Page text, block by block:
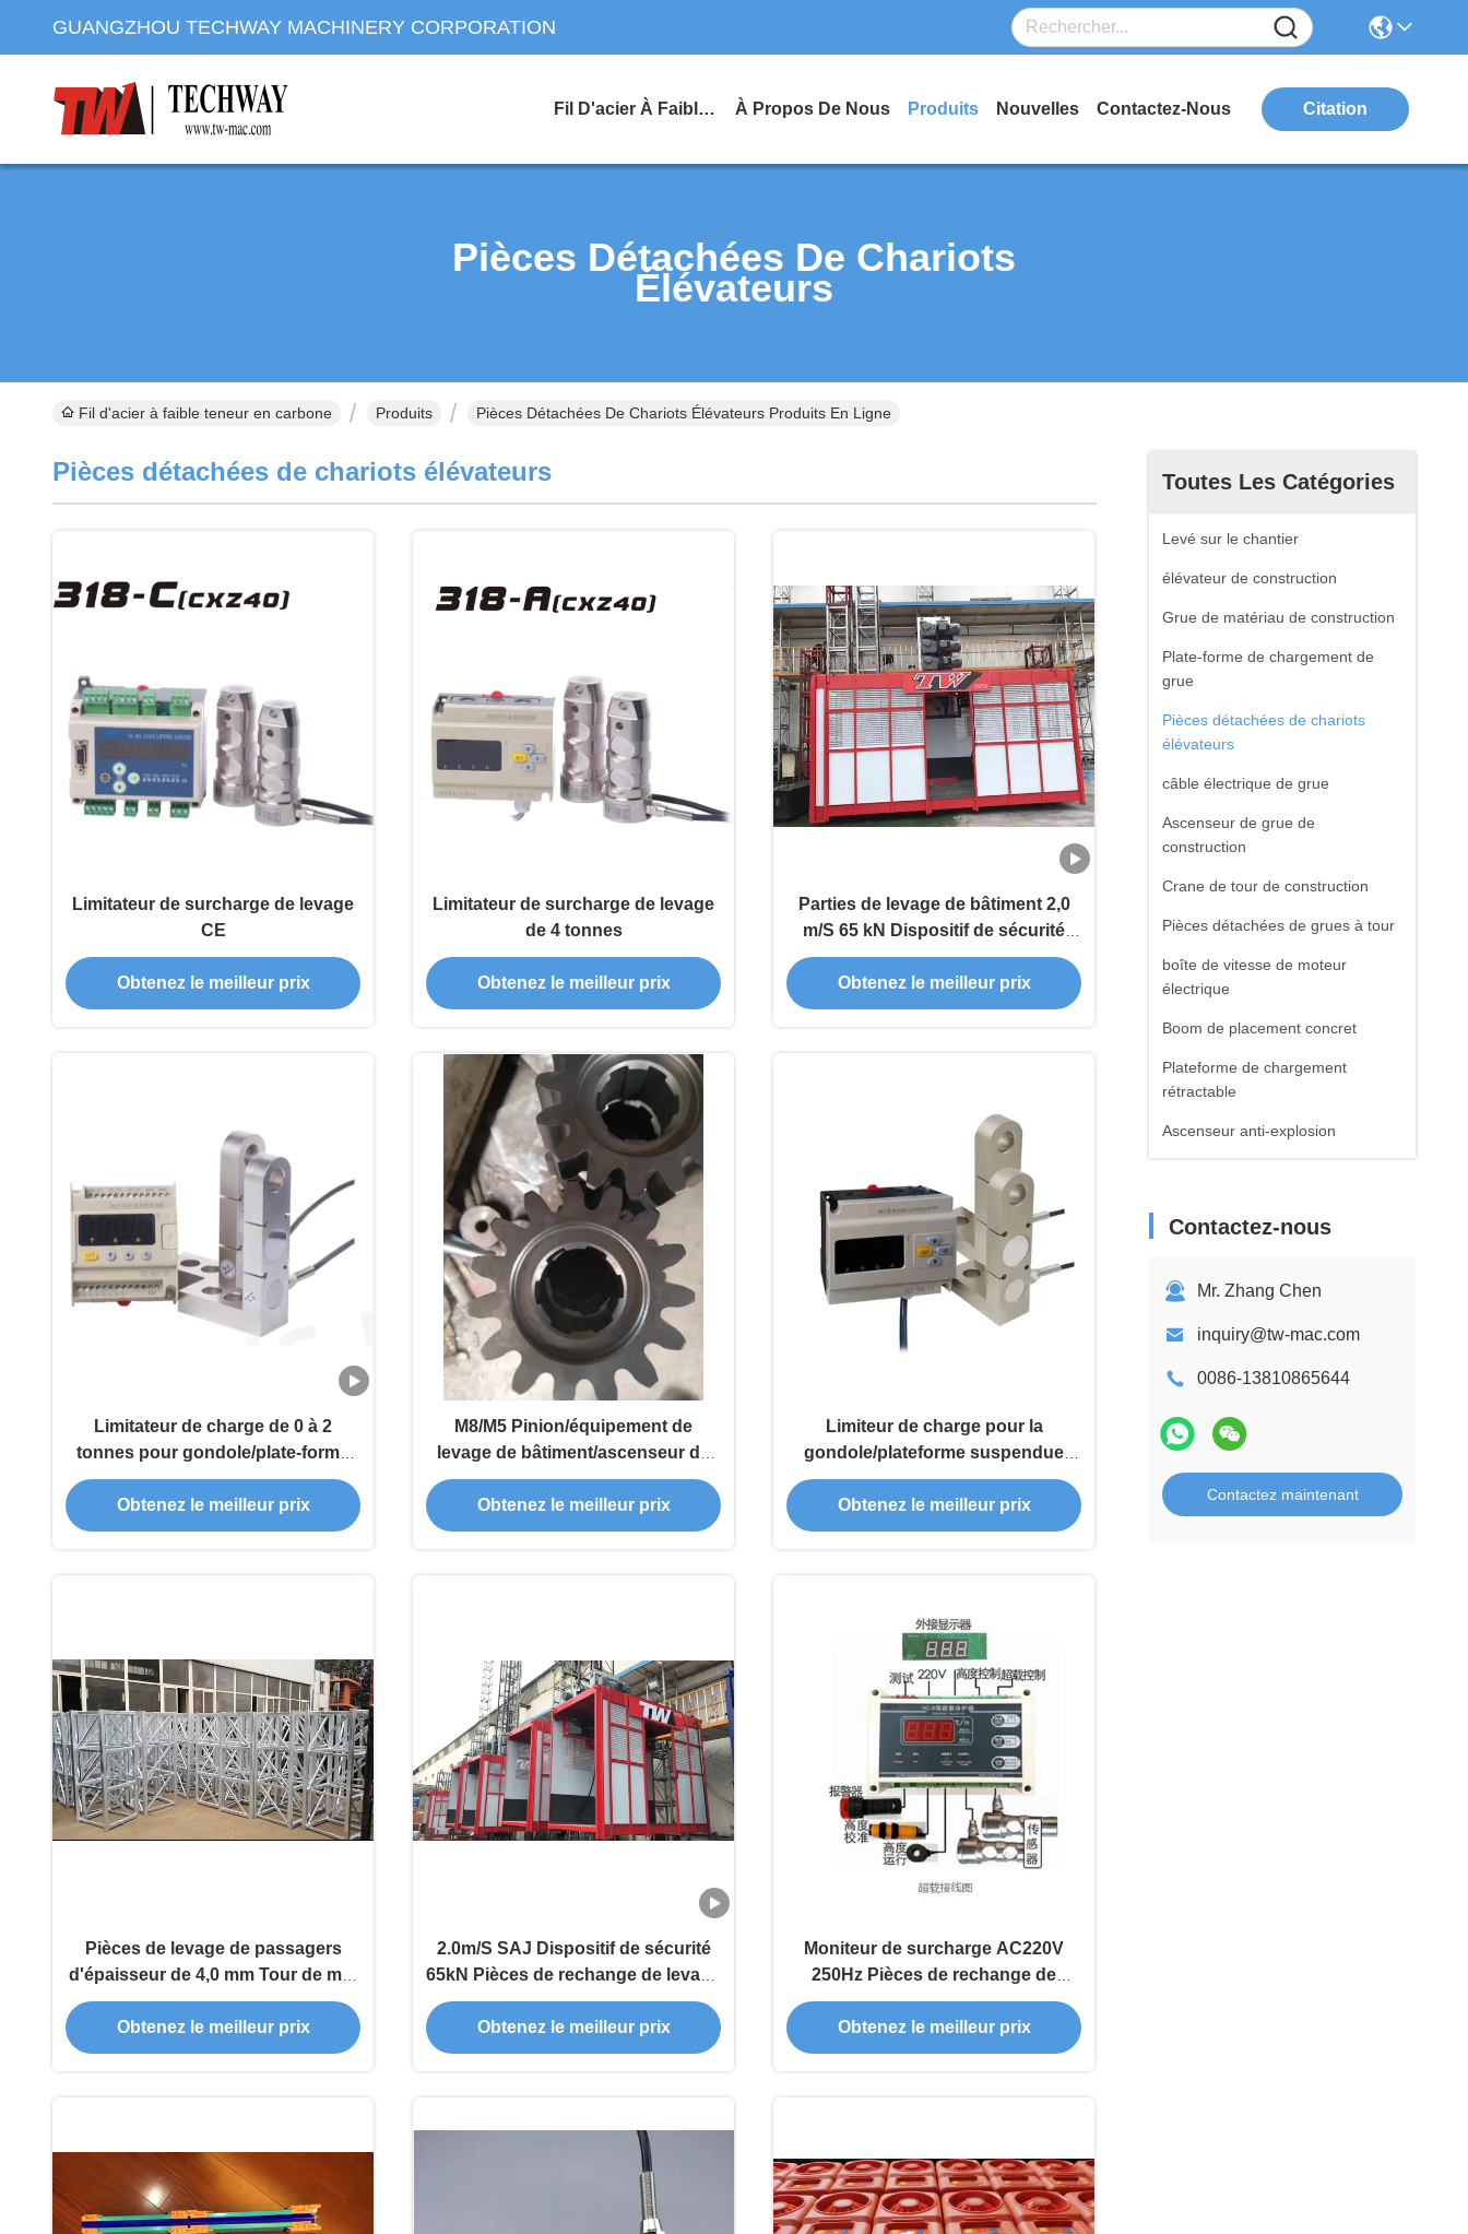
GUANGZHOU TECHWAY MACHINERY CORPORATION
Fil D'acier À Faible Teneur En Carbone À Propos De Nous Produits Nouvelles Contactez-Nous Citation
Pièces Détachées De Chariots
Élévateurs
Fil d'acier à faible teneur en carbone Produits Pièces Détachées De Chariots Élévateurs Produits En Ligne
Toutes Les Catégories
Levé sur le chantier
élévateur de construction
Grue de matériau de construction
Plate-forme de chargement de
grue
Pièces détachées de chariots
élévateurs
câble électrique de grue
Ascenseur de grue de
construction
Crane de tour de construction
Pièces détachées de grues à tour
boîte de vitesse de moteur
électrique
Boom de placement concret
Plateforme de chargement
rétractable
Ascenseur anti-explosion
Contactez-nous
Mr. Zhang Chen
inquiry@tw-mac.com
0086-13810865644
Contactez maintenant
Pièces détachées de chariots élévateurs
Limitateur de surcharge de levage
CE
Obtenez le meilleur prix
Limitateur de surcharge de levage
de 4 tonnes
Obtenez le meilleur prix
Parties de levage de bâtiment 2,0
m/S 65 kN Dispositif de sécurité
SAJ avec micro-interrupteur
Obtenez le meilleur prix
Limitateur de charge de 0 à 2
tonnes pour gondole/plate-forme
suspendue avec affichage à 4
chiffres pour assurer la sécurité de
l'exploitation
Obtenez le meilleur prix
M8/M5 Pinion/équipement de
levage de bâtiment/ascenseur de
construction
Obtenez le meilleur prix
Limiteur de charge pour la
gondole/plateforme suspendue
avec alarme de surcharge pour
assurer un fonctionnement sûr
Obtenez le meilleur prix
Pièces de levage de passagers
d'épaisseur de 4,0 mm Tour de mât
avec support pour levage de
bâtiment WICKHAM
Obtenez le meilleur prix
2.0m/S SAJ Dispositif de sécurité
65kN Pièces de rechange de levage
CCC approuvé
Obtenez le meilleur prix
Moniteur de surcharge AC220V
250Hz Pièces de rechange de
levage avec affichage numérique
Obtenez le meilleur prix